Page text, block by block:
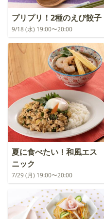
プリプリ！2種のえび餃子
9/18 (水) 19:00〜20:00
夏に食べたい！和風エス
ニック
7/29 (月) 19:00〜20:00